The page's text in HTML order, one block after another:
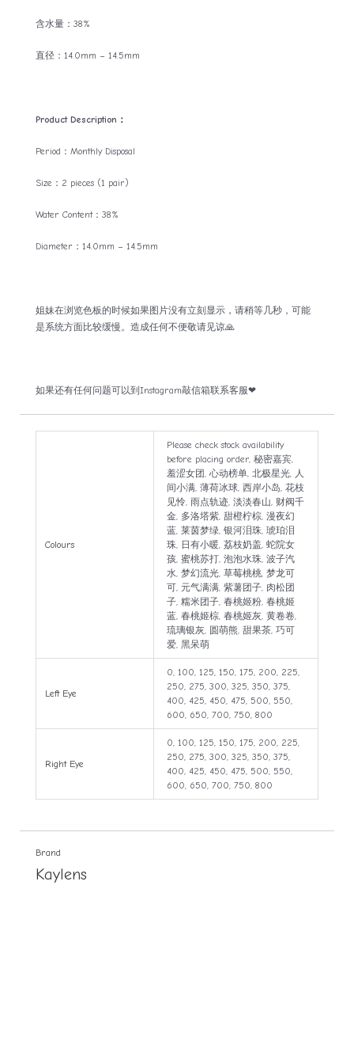
含水量：38%
直径：14.0mm – 14.5mm
Product Description：
Period：Monthly Disposal
Size：2 pieces (1 pair)
Water Content：38%
Diameter：14.0mm – 14.5mm
姐妹在浏览色板的时候如果图片没有立刻显示，请稍等几秒，可能
是系统方面比较缓慢。造成任何不便敬请见谅🙏
如果还有任何问题可以到Instagram敲信箱联系客服❤
Colours
Please check stock availability
before placing order, 秘密嘉宾,
羞涩女团, 心动榜单, 北极星光, 人
间小满, 薄荷冰球, 西岸小岛, 花枝
见怜, 雨点轨迹, 淡淡春山, 财阀千
金, 多洛塔紫, 甜橙柠棕, 漫夜幻
蓝, 莱茵梦绿, 银河泪珠, 琥珀泪
珠, 日有小暖, 荔枝奶盖, 蛇院女
孩, 蜜桃苏打, 泡泡水珠, 波子汽
水, 梦幻流光, 草莓桃桃, 梦龙可
可, 元气满满, 紫薯团子, 肉松团
子, 糯米团子, 春桃姬粉, 春桃姬
蓝, 春桃姬棕, 春桃姬灰, 黄卷卷,
琉璃银灰, 圆萌熊, 甜果茶, 巧可
爱, 黑呆萌
Left Eye
0, 100, 125, 150, 175, 200, 225,
250, 275, 300, 325, 350, 375,
400, 425, 450, 475, 500, 550,
600, 650, 700, 750, 800
Right Eye
0, 100, 125, 150, 175, 200, 225,
250, 275, 300, 325, 350, 375,
400, 425, 450, 475, 500, 550,
600, 650, 700, 750, 800
Brand
Kaylens